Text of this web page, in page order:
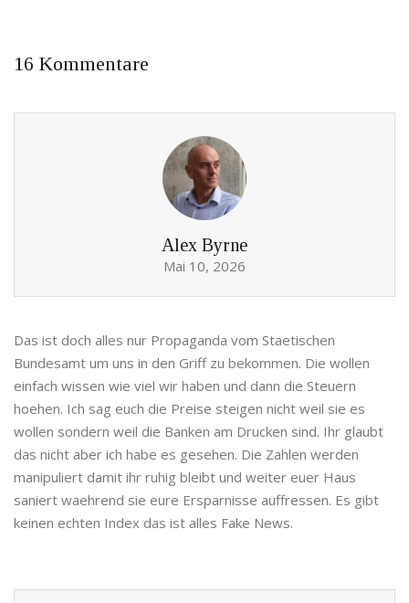
16 Kommentare
Alex Byrne
Mai 10, 2026
Das ist doch alles nur Propaganda vom Staetischen
Bundesamt um uns in den Griff zu bekommen. Die wollen
einfach wissen wie viel wir haben und dann die Steuern
hoehen. Ich sag euch die Preise steigen nicht weil sie es
wollen sondern weil die Banken am Drucken sind. Ihr glaubt
das nicht aber ich habe es gesehen. Die Zahlen werden
manipuliert damit ihr ruhig bleibt und weiter euer Haus
saniert waehrend sie eure Ersparnisse auffressen. Es gibt
keinen echten Index das ist alles Fake News.